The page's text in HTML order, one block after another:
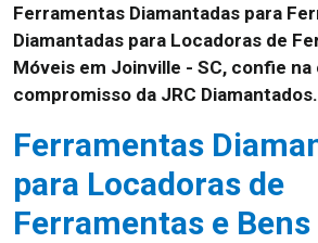
Ferramentas Diamantadas para
Diamantadas para Locadoras de
Móveis em Joinville - SC, confie
compromisso da JRC Diamantados.
Ferramentas
para Locadoras de
Ferramentas e